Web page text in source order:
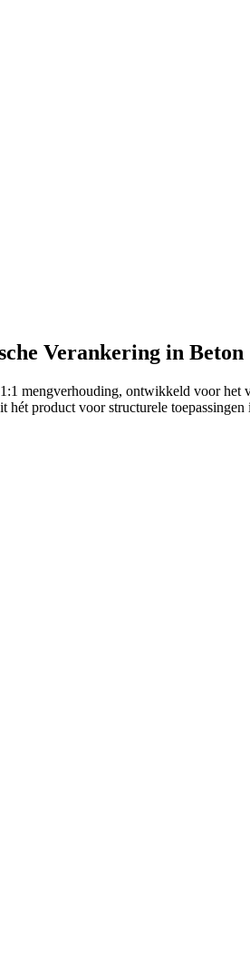
Verankering in Beton
mengverhouding, ontwikkeld voor het
product voor structurele